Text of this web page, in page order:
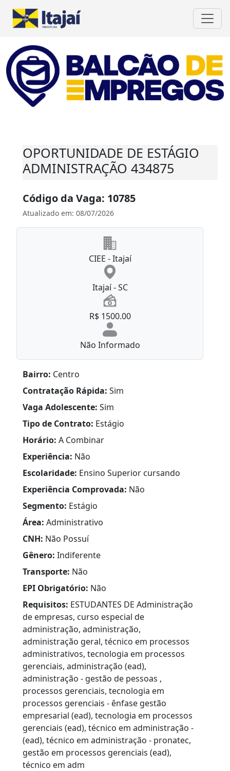
OPORTUNIDADE DE ESTÁGIO
ADMINISTRAÇÃO 434875
Código da Vaga: 10785
Atualizado em: 08/07/2026
CIEE - Itajaí
Itajaí - SC
R$ 1500.00
Não Informado
Bairro: Centro
Contratação Rápida: Sim
Vaga Adolescente: Sim
Tipo de Contrato: Estágio
Horário: A Combinar
Experiência: Não
Escolaridade: Ensino Superior cursando
Experiência Comprovada: Não
Segmento: Estágio
Área: Administrativo
CNH: Não Possuí
Gênero: Indiferente
Transporte: Não
EPI Obrigatório: Não
Requisitos: ESTUDANTES DE Administração
de empresas, curso especial de
administração, administração,
administração geral, técnico em processos
administrativos, tecnologia em processos
gerenciais, administração (ead),
administração - gestão de pessoas ,
processos gerenciais, tecnologia em
processos gerenciais - ênfase gestão
empresarial (ead), tecnologia em processos
gerenciais (ead), técnico em administração -
(ead), técnico em administração - pronatec,
gestão em processos gerenciais (ead),
técnico em adm